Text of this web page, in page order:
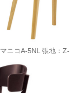
マニコA-5NL 張地：